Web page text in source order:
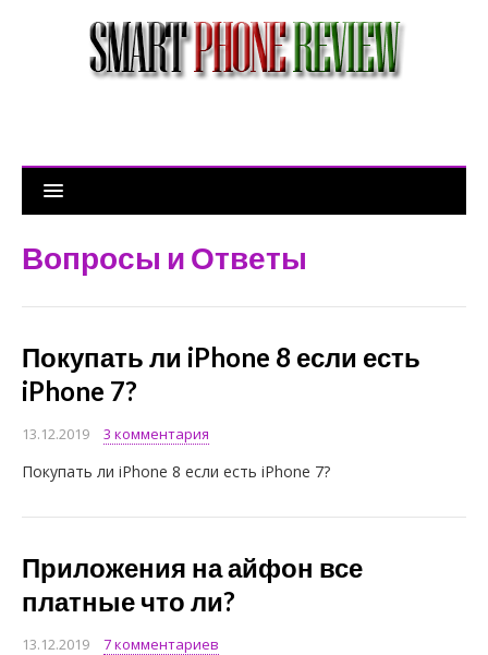
Вопросы и Ответы
Покупать ли iPhone 8 если есть
iPhone 7?
13.12.2019 3 комментария
Покупать ли iPhone 8 если есть iPhone 7?
Приложения на айфон все
платные что ли?
13.12.2019 7 комментариев